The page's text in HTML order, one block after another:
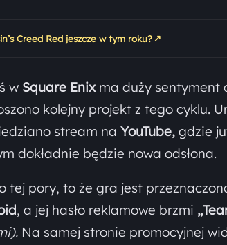
Creed Red jeszcze w tym roku? ↗
w Square Enixma duży sentyment
kolejny projekt z tego cyklu.
stream na YouTube, gdzie
dokładnie będzie nowa odsłona.
tej pory, to że gra jest
, a jej hasło reklamowe brzmi
Na samej stronie promocyjnej